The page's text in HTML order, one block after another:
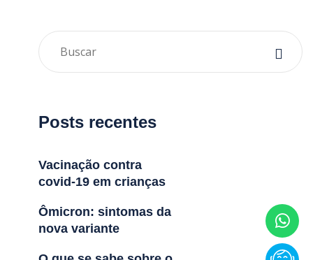
Posts recentes
Vacinação contra
covid-19 em crianças
Ômicron: sintomas da
nova variante